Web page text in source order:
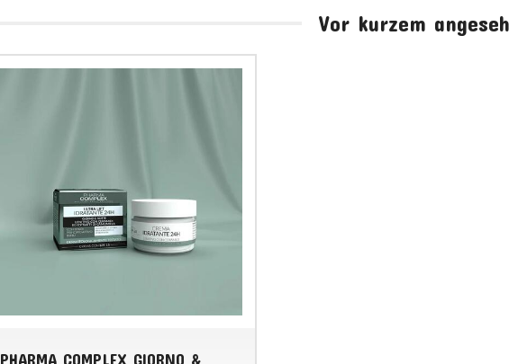
Vor kurzem
PHARMA COMPLEX GIORNO &